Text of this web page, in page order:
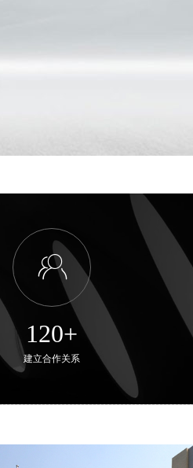
ꁘ
120+
建立合作关系